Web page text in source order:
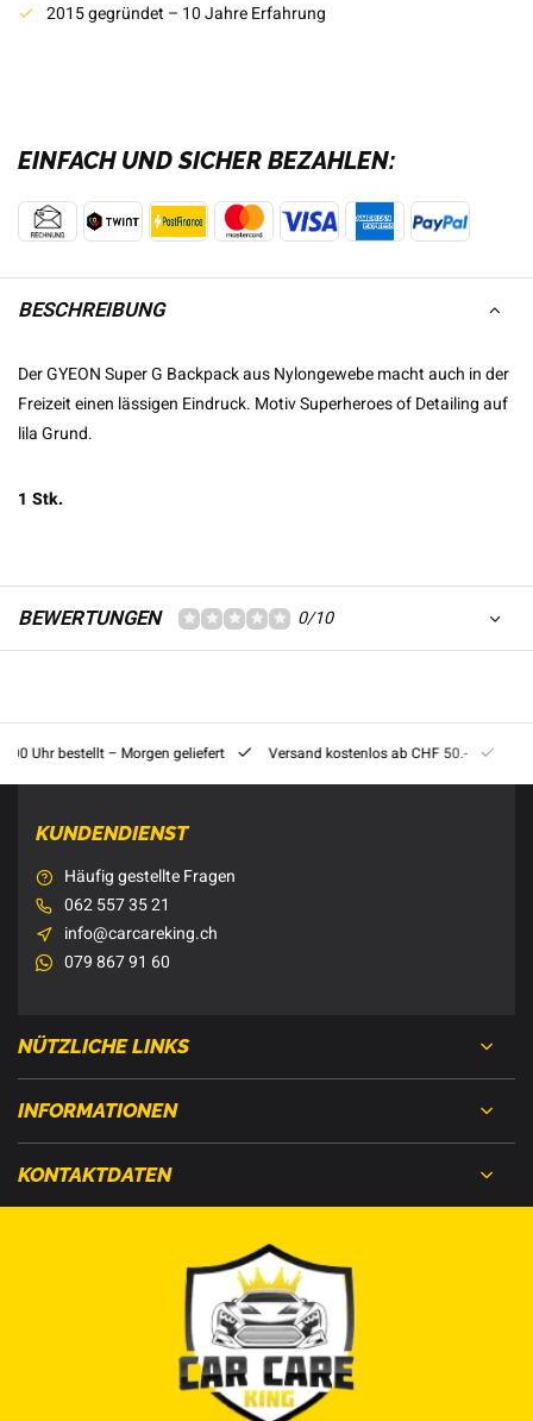
2015 gegründet – 10 Jahre Erfahrung
EINFACH UND SICHER BEZAHLEN:
BESCHREIBUNG
Der GYEON Super G Backpack aus Nylongewebe macht auch in der
Freizeit einen lässigen Eindruck. Motiv Superheroes of Detailing auf
lila Grund.
1 Stk.
BEWERTUNGEN 0/10
Uhr bestellt – Morgen geliefert Versand kostenlos ab CHF 50.-
KUNDENDIENST
Häufig gestellte Fragen
062 557 35 21
info@carcareking.ch
079 867 91 60
NÜTZLICHE LINKS
INFORMATIONEN
KONTAKTDATEN